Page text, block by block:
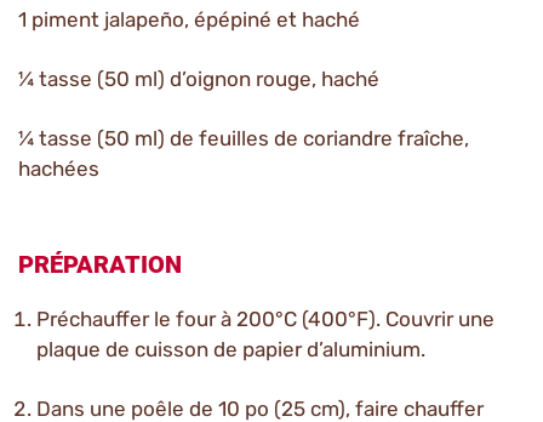
1 piment jalapeño, épépiné et haché
¼ tasse (50 ml) d’oignon rouge, haché
¼ tasse (50 ml) de feuilles de coriandre fraîche,
hachées
PRÉPARATION
Préchauffer le four à 200°C (400°F). Couvrir une
plaque de cuisson de papier d’aluminium.
Dans une poêle de 10 po (25 cm), faire chauffer